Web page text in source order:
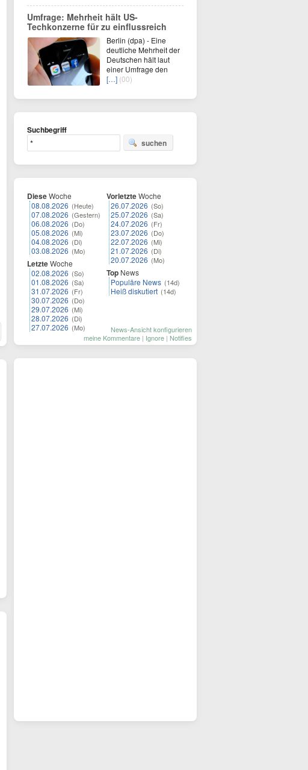
Umfrage: Mehrheit hält US-
Techkonzerne für zu einflussreich
Berlin (dpa) - Eine
deutliche Mehrheit der
Deutschen hält laut
einer Umfrage den
[…] (00)
Suchbegriff
suchen
DieseWoche
08.08.2026 (Heute)
07.08.2026 (Gestern)
06.08.2026 (Do)
05.08.2026 (Mi)
04.08.2026 (Di)
03.08.2026 (Mo)
LetzteWoche
02.08.2026 (So)
01.08.2026 (Sa)
31.07.2026 (Fr)
30.07.2026 (Do)
29.07.2026 (Mi)
28.07.2026 (Di)
27.07.2026 (Mo)
VorletzteWoche
26.07.2026 (So)
25.07.2026 (Sa)
24.07.2026 (Fr)
23.07.2026 (Do)
22.07.2026 (Mi)
21.07.2026 (Di)
20.07.2026 (Mo)
Top News
Populäre News (14d)
Heiß diskutiert (14d)
News-Ansicht konfigurieren
meine Kommentare | Ignore | Notifies